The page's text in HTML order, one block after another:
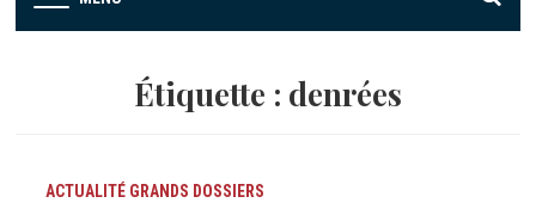
Étiquette : denrées
ACTUALITÉ GRANDS DOSSIERS